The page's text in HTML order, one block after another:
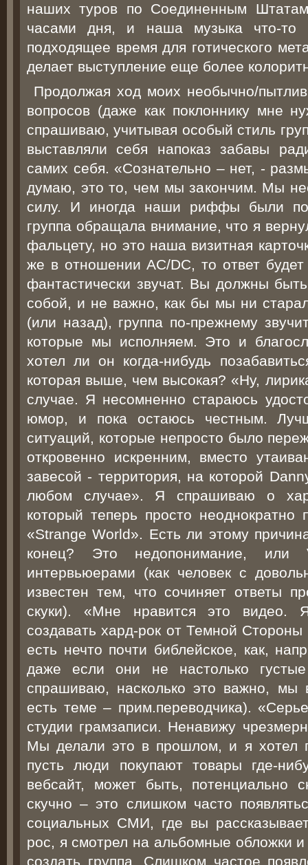
наших туров по Соединенным
часами дня, и наша музыка что-то
подходящее время для готического
делает выступление еще более
Продолжая ход моих необычно/
вопросов (даже как поклоннику мне
спрашиваю, учитывая особый стиль
выставляли себя напоказ забавы
самих себя. «Сознательно – нет, -
думаю, это то, чем мы закончим. Мы
силу. И иногда наши риффы были
группа обращала внимание, что я
фальцету, но это наша визитная
же в отношении AC/DC, то ответ
фантастически звучат. Вы должны
собой, и не важно, как бы мы ни
(или назад), группа по-прежнему
которые мы исполняем. Это и
хотел ли он когда-нибудь
которая выше, чем высокая? «Ну,
случае. Я несомненно стараюсь
юмор, и пока остаюсь честным.
ситуаций, которые непросто было
откровенно искренним, вместо
завесой - территория, на которой
любом случае». Я спрашиваю о
который теперь просто неоднократно
«Strange World». Есть ли этому
конец? Это недопонимание, или
интервьюерами (как человек с
известен тем, что сочиняет ответы
скуки). «Мне нравится это видео.
создавать хард-рок от Темной
есть нечто почти библейское, как,
даже если они не настолько
спрашиваю, насколько это важно, мы
есть теме – прим.переводчика).
студии грамзаписи. Ненавижу
Мы делали это в прошлом, и я хотел
пусть люди покупают товары где-
вебсайт, может быть, потенциально
скучно – это слишком часто
социальных СМИ, где вы
рос, я смотрел на альбомные обложки
создать группа. Слишком частое